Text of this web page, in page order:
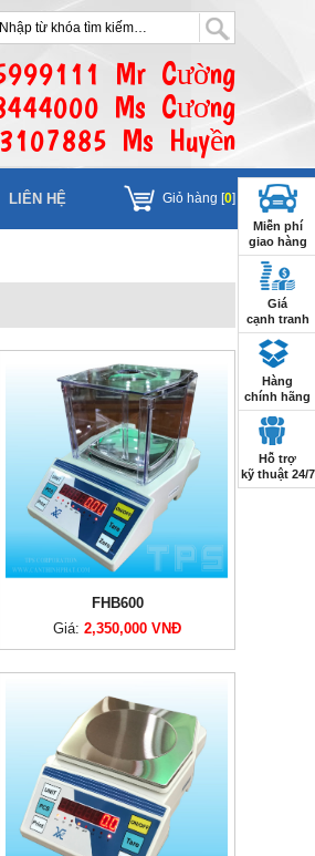
Mr Cường
Ms Cương
Ms Huyền
LIÊN HỆ Giỏ hàng [0]
FHB600
Giá:2,350,000 VNĐ
Miễn phí
giao hàng
Giá
cạnh tranh
Hàng
chính hãng
Hỗ trợ
kỹ thuật 24/7